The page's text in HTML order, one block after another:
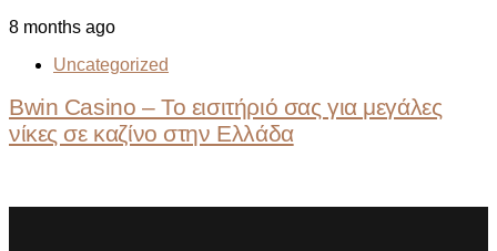
8 months ago
Uncategorized
Bwin Casino – Το εισιτήριό σας για μεγάλες
νίκες σε καζίνο στην Ελλάδα